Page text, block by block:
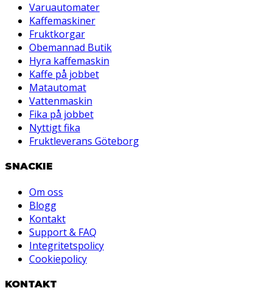
Varuautomater
Kaffemaskiner
Fruktkorgar
Obemannad Butik
Hyra kaffemaskin
Kaffe på jobbet
Matautomat
Vattenmaskin
Fika på jobbet
Nyttigt fika
Fruktleverans Göteborg
SNACKIE
Om oss
Blogg
Kontakt
Support & FAQ
Integritetspolicy
Cookiepolicy
KONTAKT